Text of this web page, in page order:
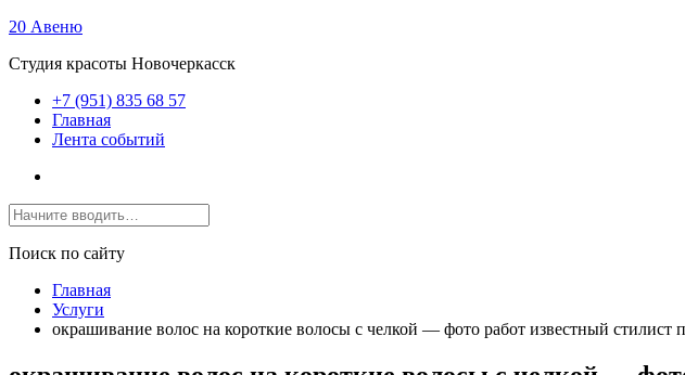
20 Авеню
Студия красоты Новочеркасск
+7 (951) 835 68 57
Главная
Лента событий
Поиск по сайту
Главная
Услуги
окрашивание волос на короткие волосы с челкой — фото работ известный стилист